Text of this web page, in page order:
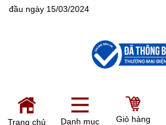
đầu ngày 15/03/2024
Trang chủ Danh mục Giỏ hàng